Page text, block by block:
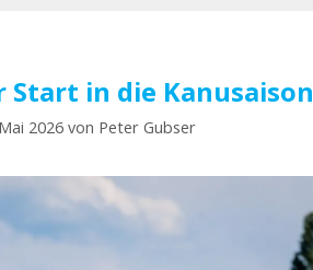
Start in die Kanusaison
2026 von Peter Gubser